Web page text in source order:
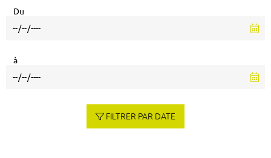
Du
à
FILTRER PAR DATE